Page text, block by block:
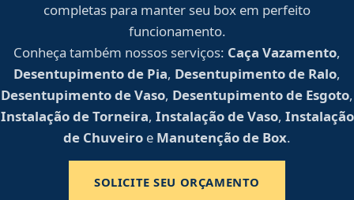
completas para manter seu box em perfeito
funcionamento.
Conheça também nossos serviços: Caça Vazamento,
Desentupimento de Pia, Desentupimento de Ralo,
Desentupimento de Vaso, Desentupimento de Esgoto,
Instalação de Torneira, Instalação de Vaso, Instalação
de Chuveiro e Manutenção de Box.
SOLICITE SEU ORÇAMENTO